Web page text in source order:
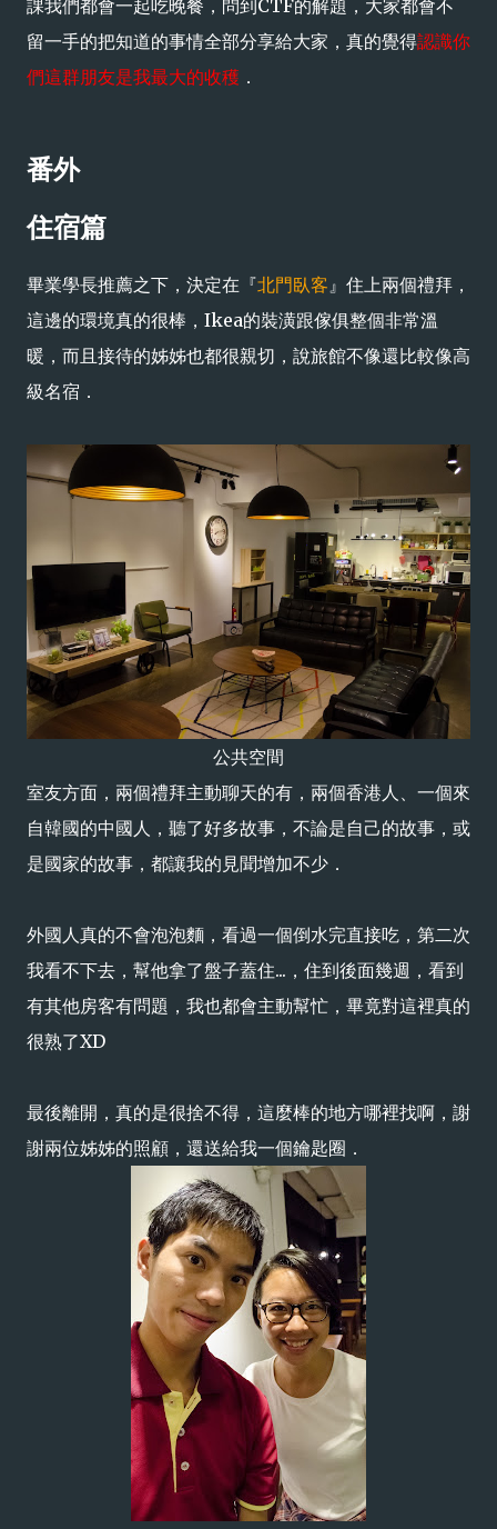
課我們都會一起吃晚餐，問到CTF的解題，大家都會不
留一手的把知道的事情全部分享給大家，真的覺得認識你
們這群朋友是我最大的收穫 ．
番外
住宿篇
畢業學長推薦之下，決定在『北門臥客』住上兩個禮拜，
這邊的環境真的很棒，Ikea的裝潢跟傢俱整個非常溫
暖，而且接待的姊姊也都很親切，說旅館不像還比較像高
級名宿．
公共空間
室友方面，兩個禮拜主動聊天的有，兩個香港人、一個來
自韓國的中國人，聽了好多故事，不論是自己的故事，或
是國家的故事，都讓我的見聞增加不少．
外國人真的不會泡泡麵，看過一個倒水完直接吃，第二次
我看不下去，幫他拿了盤子蓋住...，住到後面幾週，看到
有其他房客有問題，我也都會主動幫忙，畢竟對這裡真的
很熟了XD
最後離開，真的是很捨不得，這麼棒的地方哪裡找啊，謝
謝兩位姊姊的照顧，還送給我一個鑰匙圈．